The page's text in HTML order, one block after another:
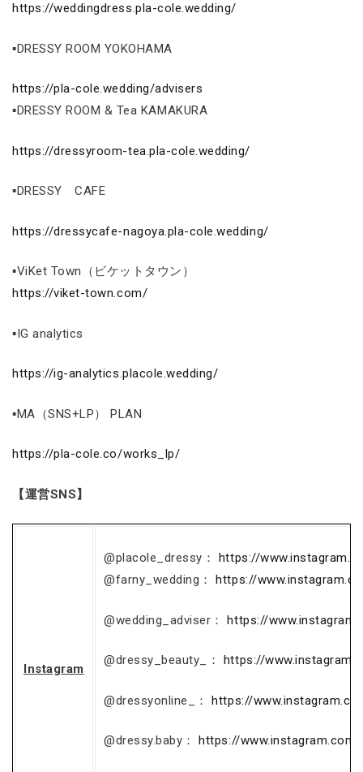
https://weddingdress.pla-cole.wedding/
▪DRESSY ROOM YOKOHAMA
https://pla-cole.wedding/advisers
▪DRESSY ROOM & Tea KAMAKURA
https://dressyroom-tea.pla-cole.wedding/
▪DRESSY CAFE
https://dressycafe-nagoya.pla-cole.wedding/
▪ViKet Town（ビケットタウン）
https://viket-town.com/
▪IG analytics
https://ig-analytics.placole.wedding/
▪MA（SNS+LP） PLAN
https://pla-cole.co/works_lp/
【運営SNS】
Instagram
@placole_dressy： https://
@farny_wedding：https://
@wedding_adviser：https://
@dressy_beauty_： https://
@dressyonline_：https://
@dressy.baby：https://